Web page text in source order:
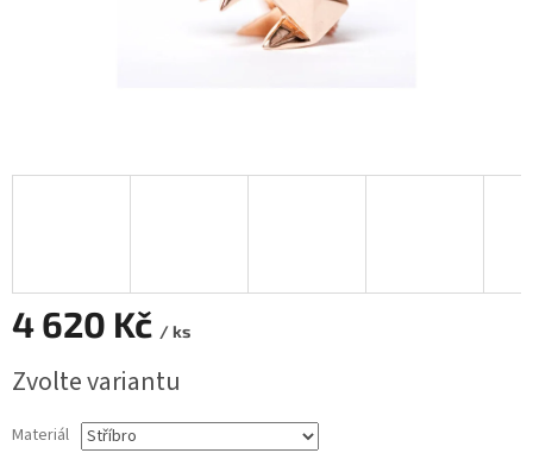
4 620 Kč / ks
cena:
Zvolte variantu
Materiál